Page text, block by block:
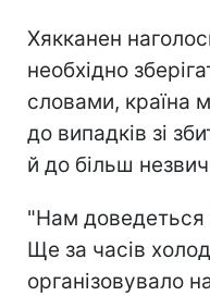
Хякканен
необхідно
словами, країна
до випадків зі
й до більш
"Нам
Ще за часів
організовувало